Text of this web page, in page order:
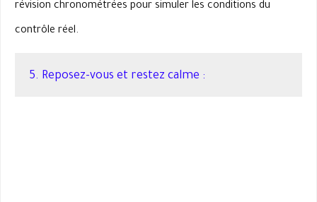
révision chronométrées pour simuler les conditions du
contrôle réel.
5. Reposez-vous et restez calme :